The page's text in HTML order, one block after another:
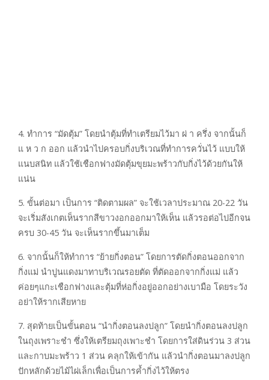
4. ทำการ “มัดตุ้ม” โดยนำตุ้มที่ทำเตรียมไว้มา ผ่ า ครึ่ง จากนั้นก็
แ ห ว ก ออก แล้วนำไปครอบกิ่งบริเวณที่ทำการควั่นไว้ แบบให้
แนบสนิท แล้วใช้เชือกฟางมัดตุ้มขุยมะพร้าวกับกิ่งไว้ด้วยกันให้
แน่น
5. ขั้นต่อมา เป็นการ “ติดตามผล” จะใช้เวลาประมาณ 20-22 วัน
จะเริ่มสังเกตเห็นรากสีขาวงอกออกมาให้เห็น แล้วรอต่อไปอีกจน
ครบ 30-45 วัน จะเห็นรากขึ้นมาเต็ม
6. จากนั้นก็ให้ทำการ “ย้ายกิ่งตอน” โดยการตัดกิ่งตอนออกจาก
กิ่งแม่ นำปูนแดงมาทาบริเวณรอยตัด ที่ตัดออกจากกิ่งแม่ แล้ว
ค่อยๆแกะเชือกฟางและตุ้มที่ห่อกิ่งอยู่ออกอย่างเบามือ โดยระวัง
อย่าให้รากเสียหาย
7. สุดท้ายเป็นขั้นตอน “นำกิ่งตอนลงปลูก” โดยนำกิ่งตอนลงปลูก
ในถุงเพราะชำ ซึ่งให้เตรียมถุงเพาะชำ โดยการใส่ดินร่วน 3 ส่วน
และกาบมะพร้าว 1 ส่วน คลุกให้เข้ากัน แล้วนำกิ่งตอนมาลงปลูก
ปักหลักด้วยไม้ไผ่เล็กเพื่อเป็นการค้ำกิ่งไว้ให้ตรง